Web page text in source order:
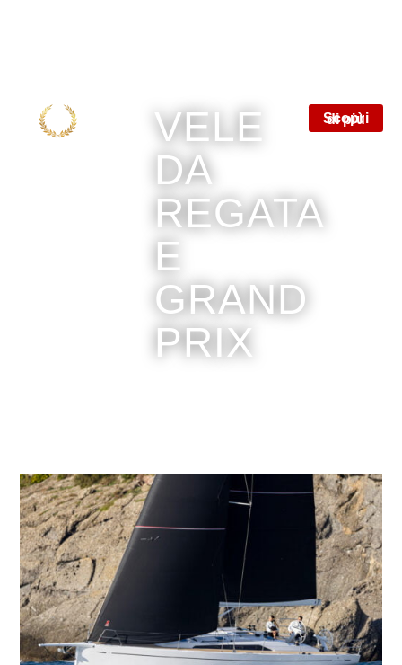
VELE
DA
REGATA
E
GRAND
PRIX
Scopri di più